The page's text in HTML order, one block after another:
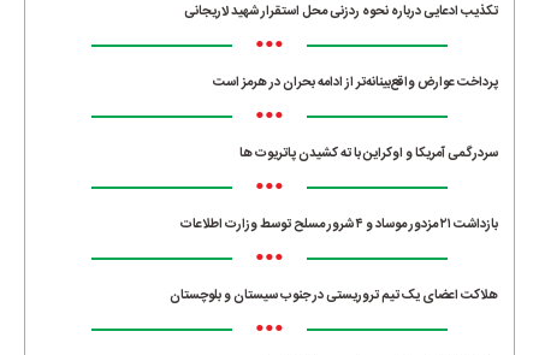
تکذیب ادعایی درباره نحوه ردزنی محل استقرار شهید لاریجانی
•••
پرداخت عوارض واقع‌بینانه‌تر از ادامه بحران در هرمز است
•••
سردرگمی آمریکا و اوکراین با ته کشیدن پاتریوت ها
•••
بازداشت ۲۱ مزدور موساد و ۴ شرور مسلح توسط وزارت اطلاعات
•••
هلاکت اعضای یک تیم تروریستی در جنوب سیستان و بلوچستان
•••